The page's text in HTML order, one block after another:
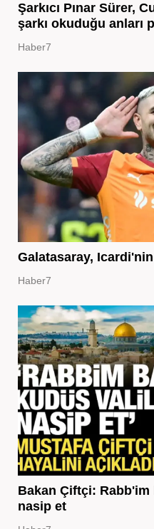
Şarkıcı Pınar Sürer,
şarkı okuduğu anları
Haber7
Galatasaray,
Haber7
Bakan Çiftçi:
nasip et